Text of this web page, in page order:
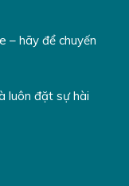
– hãy để chuyến
luôn đặt sự hài